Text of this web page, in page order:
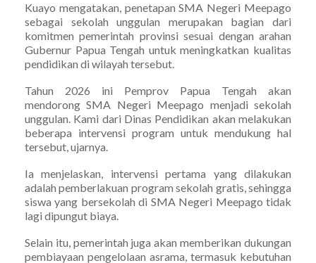
Kuayo mengatakan, penetapan SMA Negeri Meepago
sebagai sekolah unggulan merupakan bagian dari
komitmen pemerintah provinsi sesuai dengan arahan
Gubernur Papua Tengah untuk meningkatkan kualitas
pendidikan di wilayah tersebut.
Tahun 2026 ini Pemprov Papua Tengah akan
mendorong SMA Negeri Meepago menjadi sekolah
unggulan. Kami dari Dinas Pendidikan akan melakukan
beberapa intervensi program untuk mendukung hal
tersebut, ujarnya.
Ia menjelaskan, intervensi pertama yang dilakukan
adalah pemberlakuan program sekolah gratis, sehingga
siswa yang bersekolah di SMA Negeri Meepago tidak
lagi dipungut biaya.
Selain itu, pemerintah juga akan memberikan dukungan
pembiayaan pengelolaan asrama, termasuk kebutuhan